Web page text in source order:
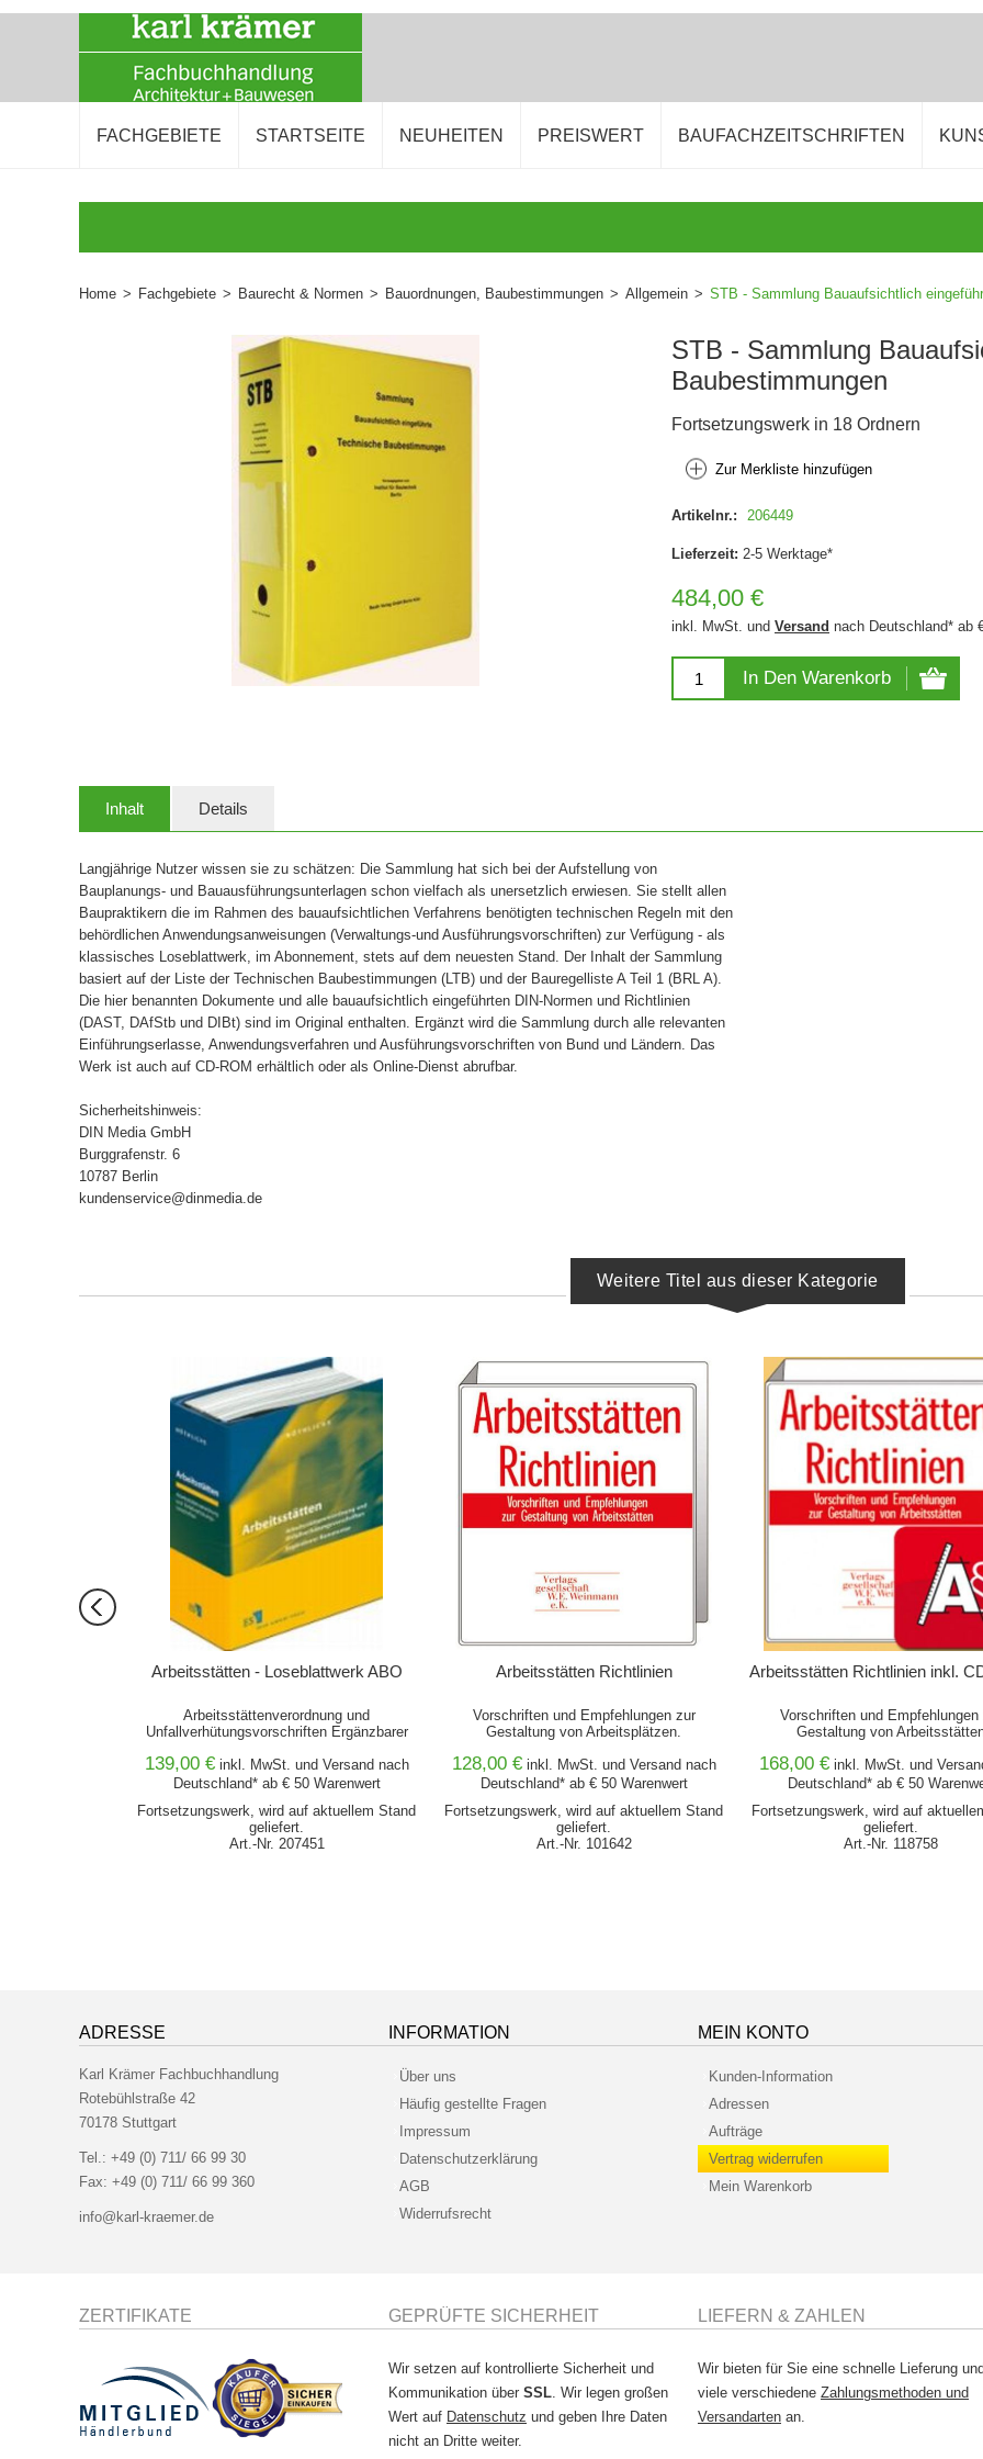
FACHGEBIETE STARTSEITE NEUHEITEN PREISWERT BAUFACHZEITSCHRIFTEN
Home > Fachgebiete > Baurecht & Normen > Bauordnungen, Baubestimmungen > Allgemein > STB - Sammlung Bauaufsichtlich
STB - Sammlung
Baubestimmungen
Fortsetzungswerk in 18 Ordnern
Zur Merkliste hinzufügen
Artikelnr.: 206449
Lieferzeit: 2-5 Werktage*
484,00 €
inkl. MwSt. und Versand nach Deutschland* ab
In Den Warenkorb
Inhalt Details
Langjährige Nutzer wissen sie zu schätzen: Die Sammlung hat sich bei der Aufstellung von
Bauplanungs- und Bauausführungsunterlagen schon vielfach als unersetzlich erwiesen. Sie stellt allen
Baupraktikern die im Rahmen des bauaufsichtlichen Verfahrens benötigten technischen Regeln mit den
behördlichen Anwendungsanweisungen (Verwaltungs-und Ausführungsvorschriften) zur Verfügung - als
klassisches Loseblattwerk, im Abonnement, stets auf dem neuesten Stand. Der Inhalt der Sammlung
basiert auf der Liste der Technischen Baubestimmungen (LTB) und der Bauregelliste A Teil 1 (BRL A).
Die hier benannten Dokumente und alle bauaufsichtlich eingeführten DIN-Normen und Richtlinien
(DAST, DAfStb und DIBt) sind im Original enthalten. Ergänzt wird die Sammlung durch alle relevanten
Einführungserlasse, Anwendungsverfahren und Ausführungsvorschriften von Bund und Ländern. Das
Werk ist auch auf CD-ROM erhältlich oder als Online-Dienst abrufbar.
Sicherheitshinweis:
DIN Media GmbH
Burggrafenstr. 6
10787 Berlin
kundenservice@dinmedia.de
Weitere Titel aus dieser Kategorie
Arbeitsstätten - Loseblattwerk ABO
Arbeitsstättenverordnung und
Unfallverhütungsvorschriften Ergänzbarer
Arbeitshilfen
139,00 € inkl. MwSt. und Versandnach
Deutschland* ab € 50 Warenwert
Fortsetzungswerk, wird auf aktuellem Stand
geliefert.
Art.-Nr. 207451
IN DEN WARENKORB
Arbeitsstätten Richtlinien
Vorschriften und Empfehlungen zur
Gestaltung von Arbeitsplätzen.
128,00 € inkl. MwSt. und Versandnach
Deutschland* ab € 50 Warenwert
Fortsetzungswerk, wird auf aktuellem Stand
geliefert.
Art.-Nr. 101642
Arbeitsstätten Richtlinien inkl.
Vorschriften und Empfehlungen
Gestaltung von
168,00 € inkl. MwSt. und
Deutschland* ab € 50
Fortsetzungswerk, wird auf
geliefert.
Art.-Nr. 118758
IN DEN WARENKORB
ADRESSE
Karl Krämer Fachbuchhandlung
Rotebühlstraße 42
70178 Stuttgart
Tel.: +49 (0) 711/ 66 99 30
Fax: +49 (0) 711/ 66 99 360
info@karl-kraemer.de
INFORMATION
Über uns
Häufig gestellte Fragen
Impressum
Datenschutzerklärung
AGB
Widerrufsrecht
MEIN KONTO
Kunden-Information
Adressen
Aufträge
Vertrag widerrufen
Mein Warenkorb
ZERTIFIKATE GEPRÜFTE SICHERHEIT
Wir setzen auf kontrollierte Sicherheit und
Kommunikation über SSL . Wir legen großen
Wert auf Datenschutz und geben Ihre Daten
nicht an Dritte weiter.
LIEFERN & ZAHLEN
Wir bieten für Sie eine schnelle Lieferung
viele verschiedene Zahlungsmethoden und
Versandarten an.